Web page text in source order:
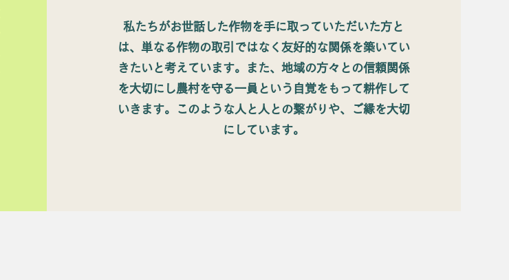
私たちがお世話した作物を手に取っていただいた方と
は、単なる作物の取引ではなく友好的な関係を築いてい
きたいと考えています。また、地域の方々との信頼関係
を大切にし農村を守る一員という自覚をもって耕作して
いきます。このような人と人との繋がりや、ご縁を大切
にしています。